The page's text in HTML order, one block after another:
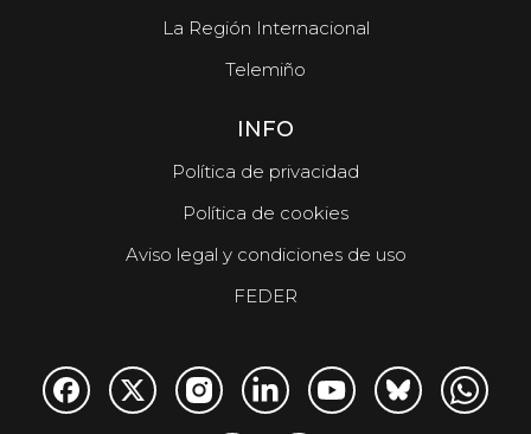
La Región Internacional
Telemiño
INFO
Política de privacidad
Política de cookies
Aviso legal y condiciones de uso
FEDER